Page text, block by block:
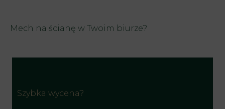
Mech na ścianę w Twoim biurze?
Szybka wycena?